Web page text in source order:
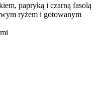
papryką i czarną fasolą
ryżem i gotowanym